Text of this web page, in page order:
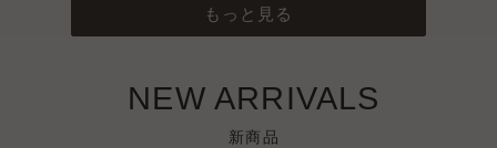
もっと見る
NEW ARRIVALS
新商品